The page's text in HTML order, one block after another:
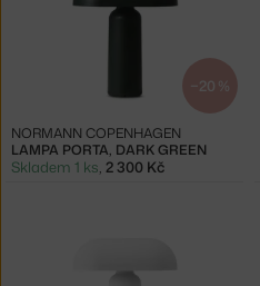
−20 %
LAMPA PORTA, DARK GREEN
NORMANN COPENHAGEN
Skladem 1 ks 2 300 Kč